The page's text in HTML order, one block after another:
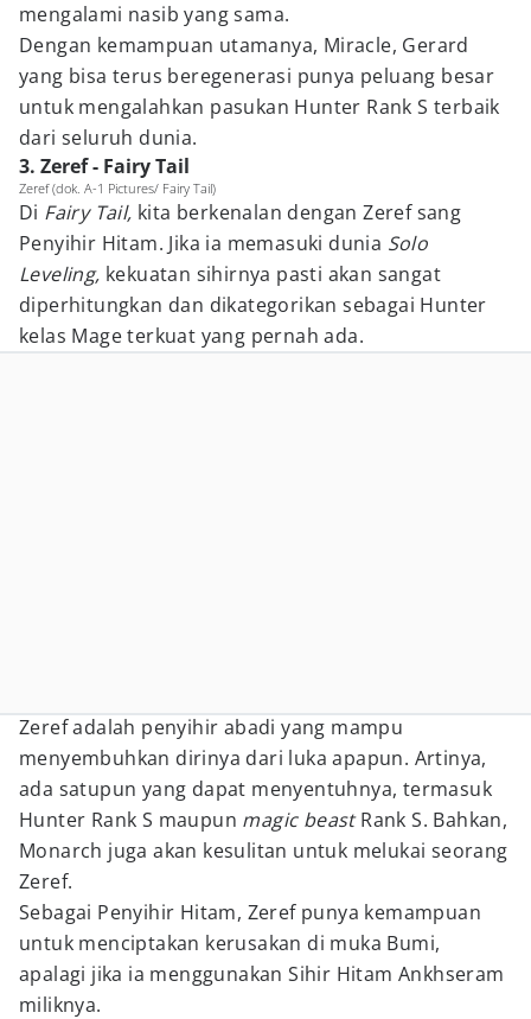
mengalami nasib yang sama.
Dengan kemampuan utamanya, Miracle, Gerard
yang bisa terus beregenerasi punya peluang besar
untuk mengalahkan pasukan Hunter Rank S terbaik
dari seluruh dunia.
3. Zeref - Fairy Tail
Zeref (dok. A-1 Pictures/ Fairy Tail)
Di Fairy Tail, kita berkenalan dengan Zeref sang
Penyihir Hitam. Jika ia memasuki dunia Solo
Leveling, kekuatan sihirnya pasti akan sangat
diperhitungkan dan dikategorikan sebagai Hunter
kelas Mage terkuat yang pernah ada.
Zeref adalah penyihir abadi yang mampu
menyembuhkan dirinya dari luka apapun. Artinya,
ada satupun yang dapat menyentuhnya, termasuk
Hunter Rank S maupun magic beastRank S. Bahkan,
Monarch juga akan kesulitan untuk melukai seorang
Zeref.
Sebagai Penyihir Hitam, Zeref punya kemampuan
untuk menciptakan kerusakan di muka Bumi,
apalagi jika ia menggunakan Sihir Hitam Ankhseram
miliknya.